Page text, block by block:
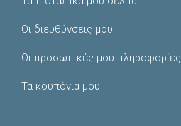
Οι διευθύνσεις μου
Οι προσωπικές μου πληροφορίες
Τα κουπόνια μου